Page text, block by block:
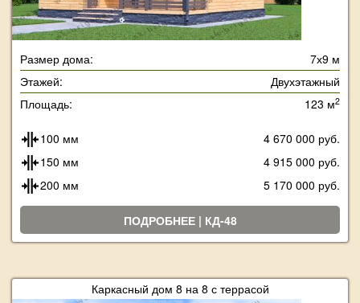
Размер дома:
7х9 м
Этажей:
Двухэтажный
Площадь:
123 м2
100 мм
4 670 000 руб.
150 мм
4 915 000 руб.
200 мм
5 170 000 руб.
ПОДРОБНЕЕ | КД-48
Каркасный дом 8 на 8 с террасой